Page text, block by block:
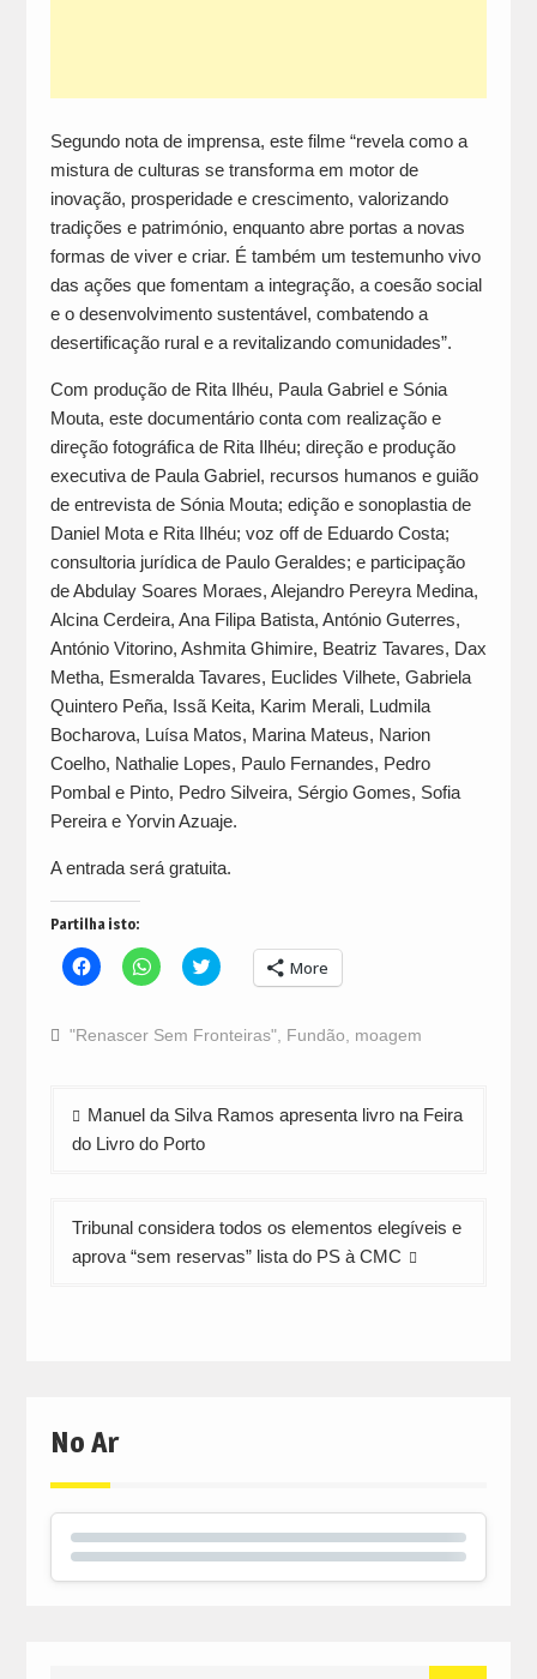
Segundo nota de imprensa, este filme “revela como a
mistura de culturas se transforma em motor de
inovação, prosperidade e crescimento, valorizando
tradições e património, enquanto abre portas a novas
formas de viver e criar. É também um testemunho vivo
das ações que fomentam a integração, a coesão social
e o desenvolvimento sustentável, combatendo a
desertificação rural e a revitalizando comunidades”.
Com produção de Rita Ilhéu, Paula Gabriel e Sónia
Mouta, este documentário conta com realização e
direção fotográfica de Rita Ilhéu; direção e produção
executiva de Paula Gabriel, recursos humanos e guião
de entrevista de Sónia Mouta; edição e sonoplastia de
Daniel Mota e Rita Ilhéu; voz off de Eduardo Costa;
consultoria jurídica de Paulo Geraldes; e participação
de Abdulay Soares Moraes, Alejandro Pereyra Medina,
Alcina Cerdeira, Ana Filipa Batista, António Guterres,
António Vitorino, Ashmita Ghimire, Beatriz Tavares, Dax
Metha, Esmeralda Tavares, Euclides Vilhete, Gabriela
Quintero Peña, Issã Keita, Karim Merali, Ludmila
Bocharova, Luísa Matos, Marina Mateus, Narion
Coelho, Nathalie Lopes, Paulo Fernandes, Pedro
Pombal e Pinto, Pedro Silveira, Sérgio Gomes, Sofia
Pereira e Yorvin Azuaje.
A entrada será gratuita.
Partilha isto:
Click
to
Facebook
(Opens
Click
to
WhatsApp
(Opens
Click
to
Twitter
(Opens
More
"Renascer Sem Fronteiras", Fundão moagem
Navegação
de
Manuel da Silva Ramos apresenta livro na Feira
do Livro do Porto
Tribunal considera todos os elementos elegíveis e
aprova “sem reservas” lista do PS à CMC
No Ar